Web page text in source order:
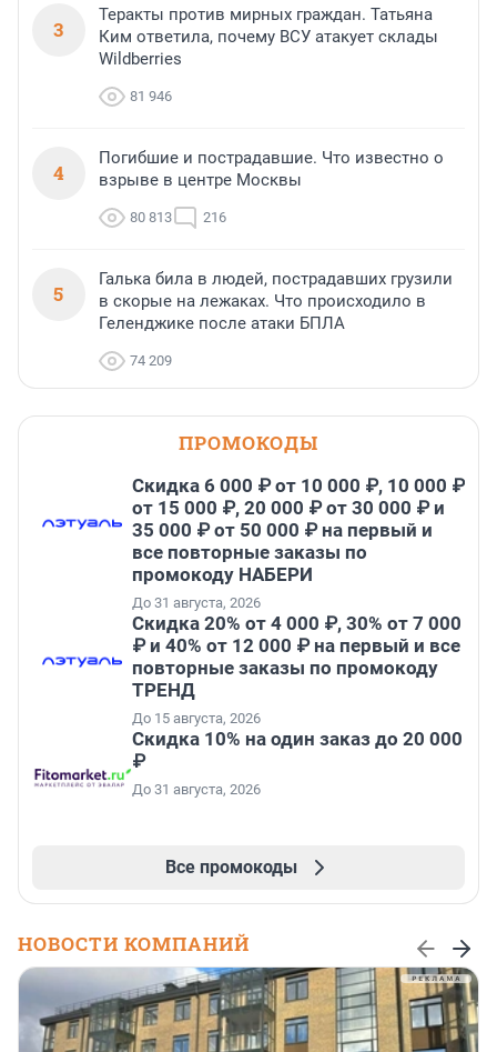
3
Теракты против мирных граждан. Татьяна
Ким ответила, почему ВСУ атакует склады
Wildberries
81 946
4
Погибшие и пострадавшие. Что известно о
взрыве в центре Москвы
80 813 216
5
Галька била в людей, пострадавших грузили
в скорые на лежаках. Что происходило в
Геленджике после атаки БПЛА
74 209
ПРОМОКОДЫ
Скидка 6 000 ₽ от 10 000 ₽, 10 000 ₽
от 15 000 ₽, 20 000 ₽ от 30 000 ₽ и
35 000 ₽ от 50 000 ₽ на первый и
все повторные заказы по
промокоду НАБЕРИ
До 31 августа, 2026
Скидка 20% от 4 000 ₽, 30% от 7 000
₽ и 40% от 12 000 ₽ на первый и все
повторные заказы по промокоду
ТРЕНД
До 15 августа, 2026
Скидка 10% на один заказ до 20 000
₽
До 31 августа, 2026
Все промокоды
НОВОСТИ КОМПАНИЙ